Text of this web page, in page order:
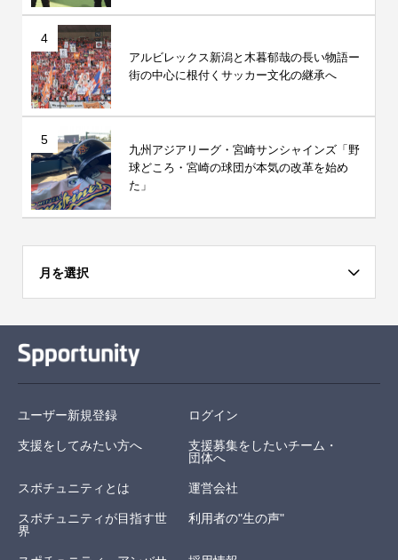
4
アルビレックス新潟と木暮郁哉の長い物語ー
街の中心に根付くサッカー文化の継承へ
5
九州アジアリーグ・宮崎サンシャインズ「野
球どころ・宮崎の球団が本気の改革を始め
た」
月を選択
ユーザー新規登録 ログイン
支援をしてみたい方へ
支援募集をしたいチーム・
団体へ
スポチュニティとは 運営会社
スポチュニティが目指す世
界
利用者の"生の声"